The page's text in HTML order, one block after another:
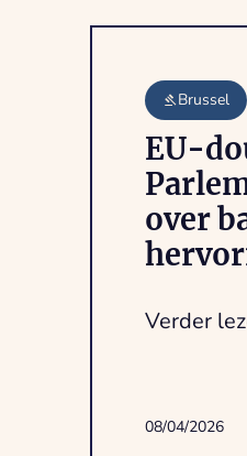
Brussel
EU-
over
Verder
08/04/2026